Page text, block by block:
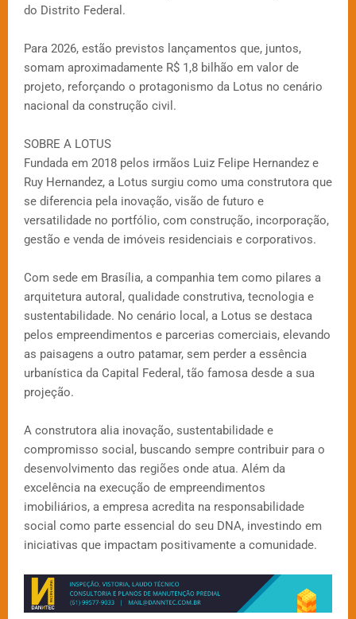
do Distrito Federal.
Para 2026, estão previstos lançamentos que, juntos,
somam aproximadamente R$ 1,8 bilhão em valor de
projeto, reforçando o protagonismo da Lotus no cenário
nacional da construção civil.
SOBRE A LOTUS
Fundada em 2018 pelos irmãos Luiz Felipe Hernandez e
Ruy Hernandez, a Lotus surgiu como uma construtora que
se diferencia pela inovação, visão de futuro e
versatilidade no portfólio, com construção, incorporação,
gestão e venda de imóveis residenciais e corporativos.
Com sede em Brasília, a companhia tem como pilares a
arquitetura autoral, qualidade construtiva, tecnologia e
sustentabilidade. No cenário local, a Lotus se destaca
pelos empreendimentos e parcerias comerciais, elevando
as paisagens a outro patamar, sem perder a essência
urbanística da Capital Federal, tão famosa desde a sua
projeção.
A construtora alia inovação, sustentabilidade e
compromisso social, buscando sempre contribuir para o
desenvolvimento das regiões onde atua. Além da
excelência na execução de empreendimentos
imobiliários, a empresa acredita na responsabilidade
social como parte essencial do seu DNA, investindo em
iniciativas que impactam positivamente a comunidade.